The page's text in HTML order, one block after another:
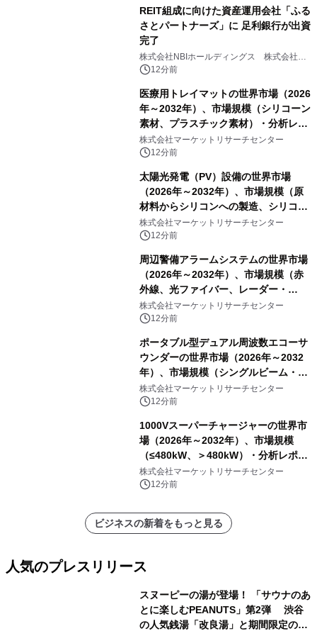
REIT組成に向けた資産運用会社「ふる
さとパートナーズ」に 足利銀行が出資
完了
株式会社NBIホールディングス 株式会社
PROSPER
12分前
医療用トレイマットの世界市場（2026
年～2032年）、市場規模（シリコーン
素材、プラスチック素材）・分析レポ
ートを発表
株式会社マーケットリサーチセンター
12分前
太陽光発電（PV）設備の世界市場
（2026年～2032年）、市場規模（原
材料からシリコンへの製造、シリコン
からインゴットへの製造、インゴット
からウェハーへの製造、ウェハーから
の製造）・分析レポートを発表
株式会社マーケットリサーチセンター
12分前
周辺警備アラームシステムの世界市場
（2026年～2032年）、市場規模（赤
外線、光ファイバー、レーダー・
LiDAR、マイクロ波バリア、その
他）・分析レポートを発表
株式会社マーケットリサーチセンター
12分前
ポータブル型デュアル周波数エコーサ
ウンダーの世界市場（2026年～2032
年）、市場規模（シングルビーム・エ
コーサウンダー、マルチビーム・エコ
ーサウンダー）・分析レポートを発表
株式会社マーケットリサーチセンター
12分前
1000Vスーパーチャージャーの世界市
場（2026年～2032年）、市場規模
（≤480kW、＞480kW）・分析レポー
トを発表
株式会社マーケットリサーチセンター
12分前
ビジネスの新着をもっと見る
人気のプレスリリース
スヌーピーの湯が登場！ 「サウナのあ
とに楽しむPEANUTS」第2弾 渋谷
の人気銭湯「改良湯」と期間限定のコ